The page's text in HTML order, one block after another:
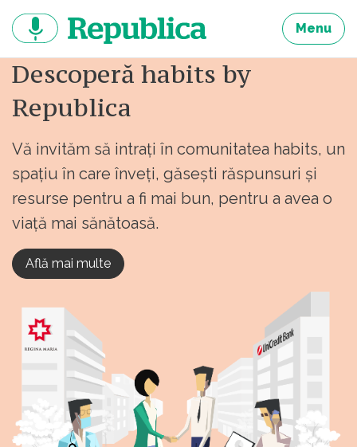
continut
Menu
Descoperă habits by
Republica
Vă invităm să intrați în comunitatea habits, un
spațiu în care înveți, găsești răspunsuri și
resurse pentru a fi mai bun, pentru a avea o
viață mai sănătoasă.
Află mai multe